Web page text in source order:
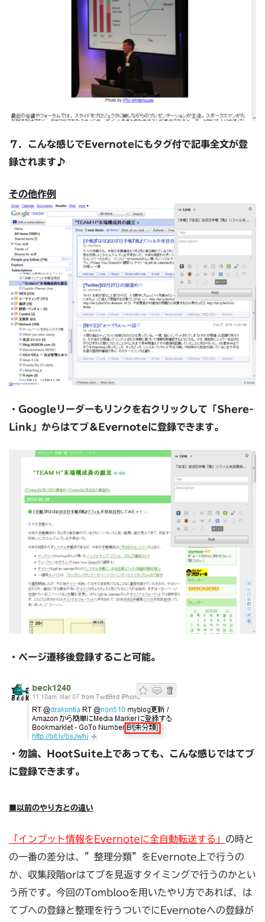
７．こんな感じでEvernoteにもタグ付で記事全文が登
録されます♪
その他作例
・Googleリーダーもリンクを右クリックして「Shere-
Link」からはてブ＆Evernoteに登録できます。
・ページ遷移後登録すること可能。
・勿論、HootSuite上であっても、こんな感じではてブ
に登録できます。
■以前のやり方との違い
「インプット情報をEvernoteに全自動転送する」 の時と
の一番の差分は、”整理分類”をEvernote上で行うの
か、収集段階orはてブを見返すタイミングで行うのかとい
う所です。今回のTomblooを用いたやり方であれば、は
てブへの登録と整理を行うついでにEvernoteへの登録が